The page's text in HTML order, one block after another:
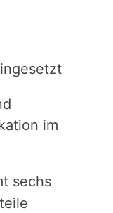
im
sechs